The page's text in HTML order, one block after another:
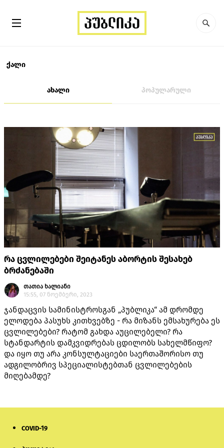
ქალი
ახალი პოპულარული
რა ცვლილებები შეიტანეს აბორტის შესახებ
ბრძანებაში
თათია ხალიანი
15:55, 07 ნოემბერი, 2023
ჯანდაცვის სამინისტროსგან „პუბლიკა“ ამ დრომდე
ელოდება პასუხს კითხვებზე - რა მიზანს ემსახურება ეს
ცვლილებები? რატომ გახდა აუცილებელი? რა
სტანდარტის დამკვიდრებას ცდილობს სახელმწიფო?
და იყო თუ არა კონსულტაციები საერთაშორისო თუ
ადგილობრივ სპეციალისტებთან ცვლილებების
მიღებამდე?
COVID-19